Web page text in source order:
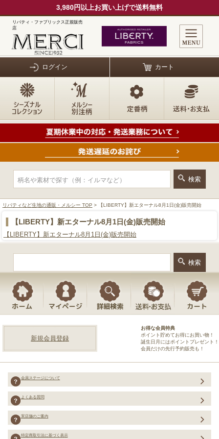
3,980円以上お買い上げで送料無料
リバティ・ファブリックス正規販売
店
ログイン カート
リバティなど生地の通販・メルシー TOP > 【LIBERTY】新エターナル8月1日(金)販売開始
【LIBERTY】新エターナル8月1日(金)販売開始
【LIBERTY】新エターナル8月1日(金)販売開始
新規会員登録
お得な会員特典
ポイント貯めてお得にお買い物！
誕生日月にはポイントプレゼント！
会員だけの先行予約販売も！
会員ステージについて
よくある質問
実店舗のご案内
特定商取引法に基づく表示